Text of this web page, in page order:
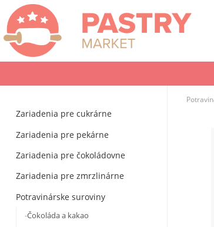
Zariadenia pre cukrárne
Zariadenia pre pekárne
Zariadenia pre čokoládovne
Zariadenia pre zmrzlinárne
Potravinárske suroviny
Čokoláda a kakao